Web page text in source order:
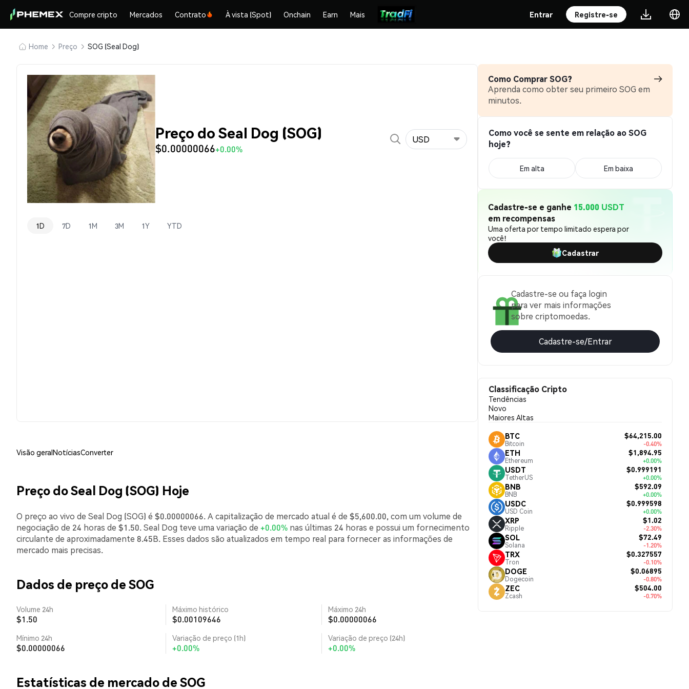
Compre cripto Mercados Contrato À vista (Spot) Onchain Earn Mais Entrar Registre-se
Home Preço SOG (Seal Dog)
Preço do Seal Dog (SOG)
$0.00000066+0.00%
USD
1D 7D 1M 3M 1Y YTD
Visão geralNotíciasConverter
Preço do Seal Dog (SOG) Hoje
O preço ao vivo de Seal Dog (SOG) é $0.00000066. A capitalização de mercado atual é de $5,600.00, com um volume de
negociação de 24 horas de $1.50. Seal Dog teve uma variação de +0.00% nas últimas 24 horas e possui um fornecimento
circulante de aproximadamente 8.45B. Esses dados são atualizados em tempo real para fornecer as informações de
mercado mais precisas.
Dados de preço de SOG
Volume 24h
$1.50
Máximo histórico
$0.00109646
Máximo 24h
$0.00000066
Mínimo 24h
$0.00000066
Variação de preço (1h)
+0.00%
Variação de preço (24h)
+0.00%
Estatísticas de mercado de SOG
Como Comprar SOG?
Aprenda como obter seu primeiro SOG em
minutos.
Como você se sente em relação ao SOG
hoje?
Em alta Em baixa
Cadastre-se e ganhe 15.000 USDT
em recompensas
Uma oferta por tempo limitado espera por
você!
Cadastrar
Cadastre-se ou faça login
para ver mais informações
sobre criptomoedas.
Cadastre-se/Entrar
Classificação Cripto
Tendências
Novo
Maiores Altas
BTC
Bitcoin
$64,215.00
-0.40%
ETH
Ethereum
$1,894.95
+0.00%
USDT
TetherUS
$0.999191
+0.00%
BNB
BNB
$592.09
+0.00%
USDC
USD Coin
$0.999598
+0.00%
XRP
Ripple
$1.02
-2.30%
SOL
Solana
$72.49
-1.20%
TRX
Tron
$0.327557
-0.10%
DOGE
Dogecoin
$0.06895
-0.80%
ZEC
Zcash
$504.00
-0.70%